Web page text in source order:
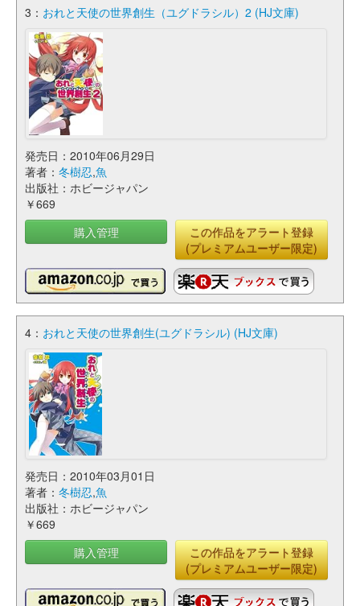
3： おれと天使の世界創生（ユグドラシル）2 (HJ文庫)
発売日：2010年06月29日
著者： 冬樹忍,魚
出版社：ホビージャパン
￥669
購入管理
この作品をアラート登録
(プレミアムユーザー限定)
4： おれと天使の世界創生(ユグドラシル) (HJ文庫)
発売日：2010年03月01日
著者： 冬樹忍,魚
出版社：ホビージャパン
￥669
購入管理
この作品をアラート登録
(プレミアムユーザー限定)